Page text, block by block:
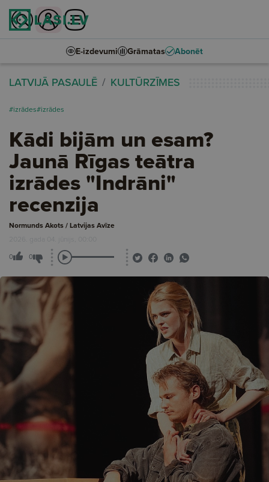
E-izdevumi Grāmatas Abonēt
LATVIJĀ PASAULĒ KULTŪRZĪMES
#izrādes#izrādes
Kādi bijām un esam?
Jaunā Rīgas teātra
izrādes "Indrāni"
recenzija
Normunds Akots / Latvijas Avīze
2026. gada 04. jūnijs, 00:00
0 0